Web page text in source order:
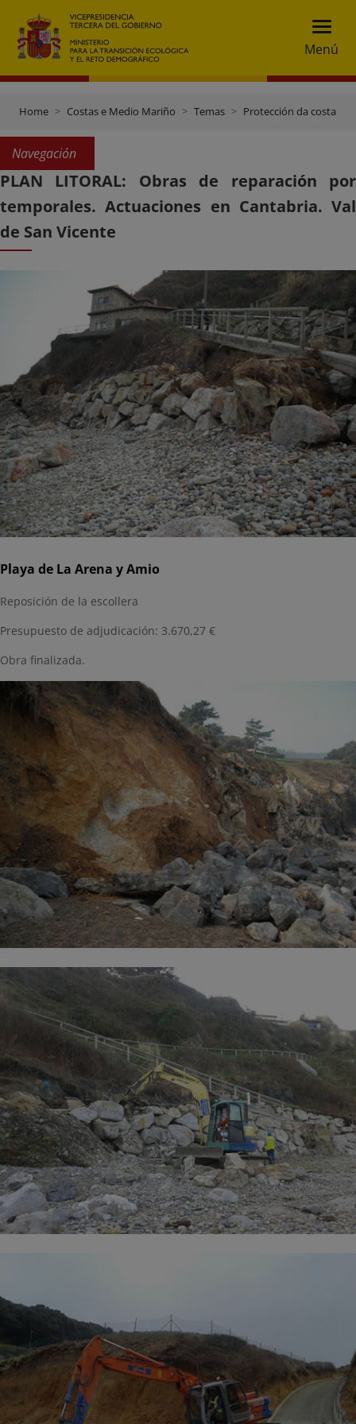
Menú
Home Costas e Medio Mariño Temas Protección da costa
Navegación
PLAN LITORAL: Obras de reparación por
temporales. Actuaciones en Cantabria. Val
de San Vicente
Playa de La Arena y Amio
Reposición de la escollera
Presupuesto de adjudicación: 3.670,27 €
Obra finalizada.